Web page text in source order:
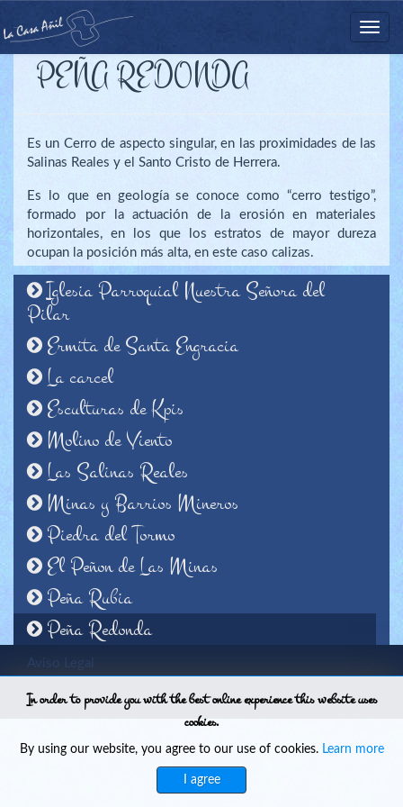
PEÑA REDONDA
Es un Cerro de aspecto singular, en las proximidades de las
Salinas Reales y el Santo Cristo de Herrera.
Es lo que en geología se conoce como “cerro testigo”,
formado por la actuación de la erosión en materiales
horizontales, en los que los estratos de mayor dureza
ocupan la posición más alta, en este caso calizas.
Iglesia Parroquial Nuestra Señora del
Pilar
Ermita de Santa Engracia
La carcel
Esculturas de Kpis
Molino de Viento
Las Salinas Reales
Minas y Barrios Mineros
Piedra del Tormo
El Peñon de Las Minas
Peña Rubia
Peña Redonda
Aviso Legal
Política de privacidad
In order to provide you with the best online experience this website uses
cookies.
By using our website, you agree to our use of cookies. Learn more
I agree